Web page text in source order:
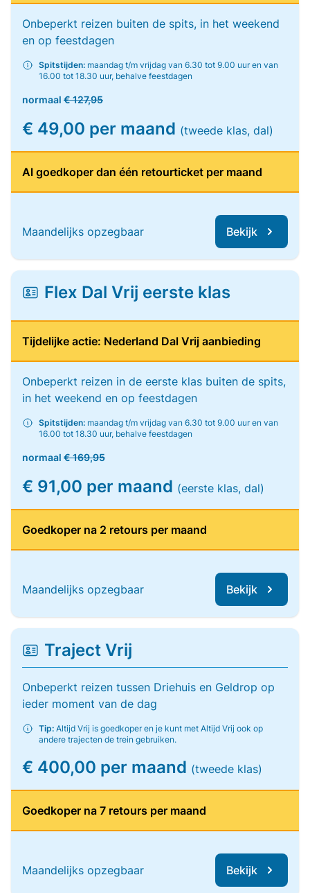
Onbeperkt reizen buiten de spits, in het weekend
en op feestdagen
Spitstijden: maandag t/m vrijdag van 6.30 tot 9.00 uur en van
16.00 tot 18.30 uur, behalve feestdagen
normaal € 127,95
€ 49,00 per maand (tweede klas, dal)
Al goedkoper dan één retourticket per maand
Maandelijks opzegbaar Bekijk
Flex Dal Vrij eerste klas
Tijdelijke actie: Nederland Dal Vrij aanbieding
Onbeperkt reizen in de eerste klas buiten de spits,
in het weekend en op feestdagen
Spitstijden: maandag t/m vrijdag van 6.30 tot 9.00 uur en van
16.00 tot 18.30 uur, behalve feestdagen
normaal € 169,95
€ 91,00 per maand (eerste klas, dal)
Goedkoper na 2 retours per maand
Maandelijks opzegbaar Bekijk
Traject Vrij
Onbeperkt reizen tussen Driehuis en Geldrop op
ieder moment van de dag
Tip: Altijd Vrij is goedkoper en je kunt met Altijd Vrij ook op
andere trajecten de trein gebruiken.
€ 400,00 per maand (tweede klas)
Goedkoper na 7 retours per maand
Maandelijks opzegbaar Bekijk